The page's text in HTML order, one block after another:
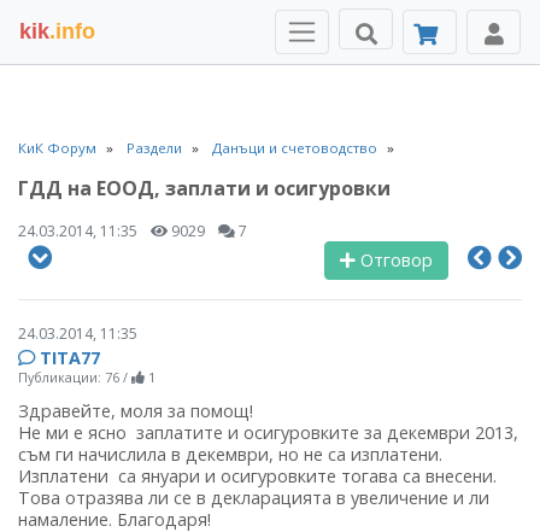
kik.info
КиК Форум Раздели Данъци и счетоводство
ГДД на ЕООД, заплати и осигуровки
24.03.2014, 11:35 9029 7
Отговор
24.03.2014, 11:35
TITA77
Публикации: 76 / 1
Здравейте, моля за помощ!
Не ми е ясно заплатите и осигуровките за декември 2013,
съм ги начислила в декември, но не са изплатени.
Изплатени са януари и осигуровките тогава са внесени.
Това отразява ли се в декларацията в увеличение и ли
намаление. Благодаря!